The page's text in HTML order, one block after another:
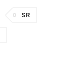
SR